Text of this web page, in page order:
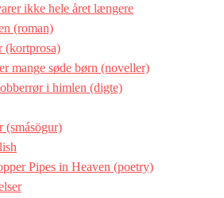
ikke hele året længere
(roman)
(kortprosa)
mange søde børn (noveller)
i himlen (digte)
(smásögur)
Pipes in Heaven (poetry)